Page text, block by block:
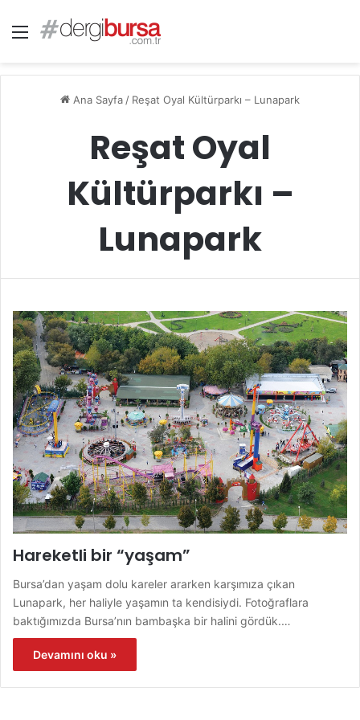
Menü
Ana Sayfa / Reşat Oyal Kültürparkı – Lunapark
Reşat Oyal
Kültürparkı –
Lunapark
Hareketli bir “yaşam”
Bursa’dan yaşam dolu kareler ararken karşımıza çıkan
Lunapark, her haliyle yaşamın ta kendisiydi. Fotoğraflara
baktığımızda Bursa’nın bambaşka bir halini gördük.…
Devamını oku »